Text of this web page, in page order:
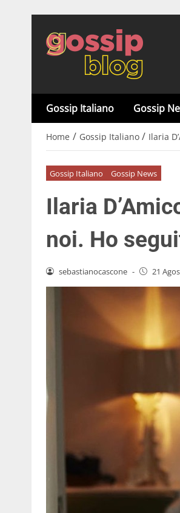
Gossip Italiano Gossip
Home / Gossip Italiano / Ilaria
Gossip Italiano Gossip News
Ilaria
noi. Ho
sebastianocascone - 21